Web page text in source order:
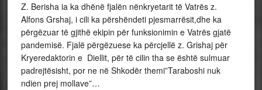
Z. Berisha ia ka dhënë fjalën nënkryetarit të Vatrës z.
Alfons Grshaj, i cili ka përshëndeti pjesmarrësit,dhe ka
përgëzuar të gjithë ekipin për funksionimin e Vatrës gjatë
pandemisë. Fjalë përgëzuese ka përcjellë z. Grishaj për
Kryeredaktorin e Diellit, për të cilin tha se është sulmuar
padrejtësisht, por ne në Shkodër themi”Taraboshi nuk
ndien prej mollave”…